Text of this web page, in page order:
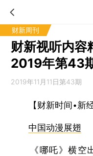
财新周刊
财新视听内容
2019年第43
2019年11月11日第43期
【财新时间•新经
中国动漫展翅
《哪吒》横空出